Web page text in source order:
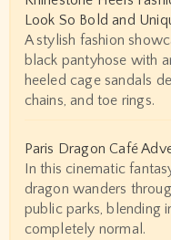
Look So Bold and
A stylish fashion
black pantyhose with
heeled cage sandals
chains, and toe rings.
Paris Dragon Café
In this cinematic
dragon wanders
public parks, blending
completely normal.